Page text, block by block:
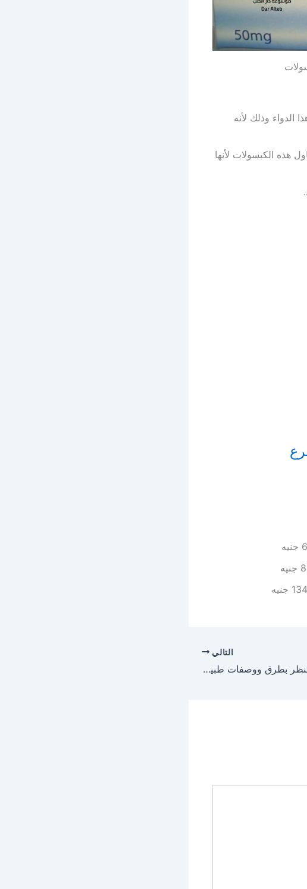
الدواء وذلك لأنه
هذه الكبسولات لأنها
التالي
علاج ضعف النظر بطرق ووصفات طبيعية مضمونة وفعالة